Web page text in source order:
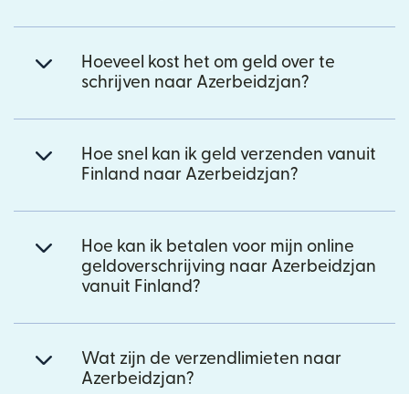
Hoeveel kost het om geld over te
schrijven naar Azerbeidzjan?
Hoe snel kan ik geld verzenden vanuit
Finland naar Azerbeidzjan?
Hoe kan ik betalen voor mijn online
geldoverschrijving naar Azerbeidzjan
vanuit Finland?
Wat zijn de verzendlimieten naar
Azerbeidzjan?